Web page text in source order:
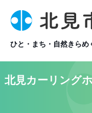
ひと・まち・自然きらめ
北見カーリング